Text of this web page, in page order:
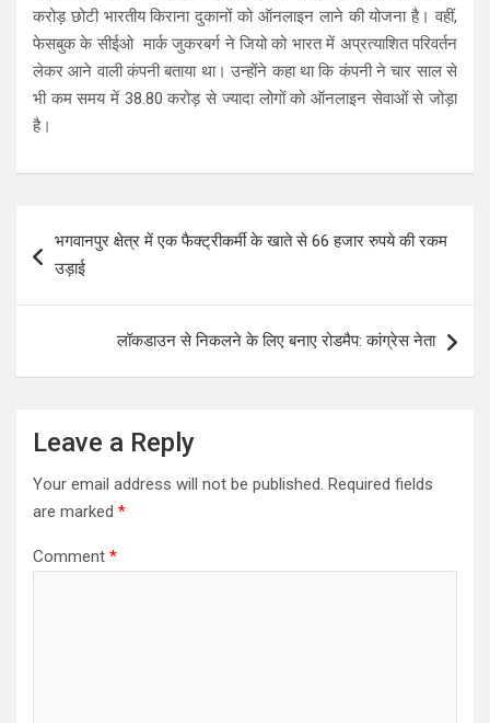
करोड़ छोटी भारतीय किराना दुकानों को ऑनलाइन लाने की योजना है। वहीं,
फेसबुक के सीईओ मार्क जुकरबर्ग ने जियो को भारत में अप्रत्याशित परिवर्तन
लेकर आने वाली कंपनी बताया था। उन्होंने कहा था कि कंपनी ने चार साल से
भी कम समय में 38.80 करोड़ से ज्यादा लोगों को ऑनलाइन सेवाओं से जोड़ा
है।
navigation
भगवानपुर क्षेत्र में एक फैक्ट्रीकर्मी के खाते से 66 हजार रुपये की रकम
उड़ाई
लॉकडाउन से निकलने के लिए बनाए रोडमैप: कांग्रेस नेता
Leave a Reply
Your email address will not be published. Required fields
are marked *
Comment *